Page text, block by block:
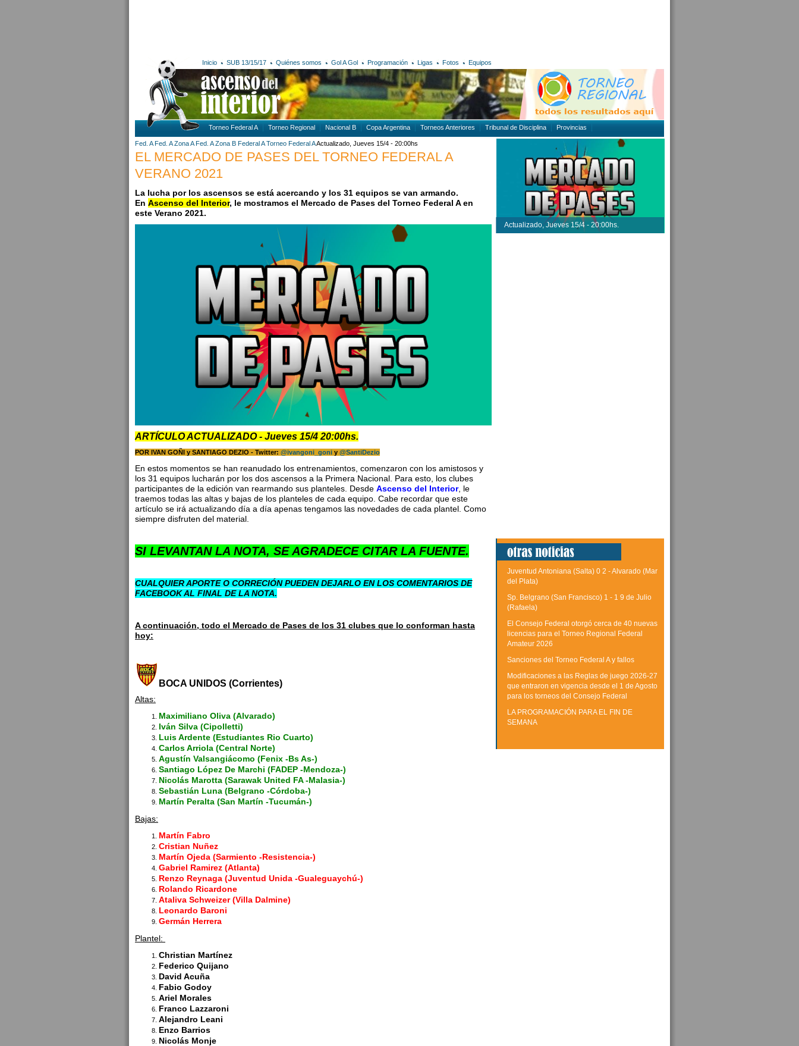
Inicio SUB 13/15/17 Quiénes somos Gol A Gol Programación Ligas Fotos Equipos
Torneo Federal A Torneo Regional Nacional B Copa Argentina Torneos Anteriores Tribunal de Disciplina Provincias
Fed. A Fed. A Zona A Fed. A Zona B Federal A Torneo Federal AActualizado, Jueves 15/4 - 20:00hs
EL MERCADO DE PASES DEL TORNEO FEDERAL A
VERANO 2021
La lucha por los ascensos se está acercando y los 31 equipos se van armando.
En Ascenso del Interior, le mostramos el Mercado de Pases del Torneo Federal A en
este Verano 2021.
ARTÍCULO ACTUALIZADO - Jueves 15/4 20:00hs.
POR IVAN GOÑI y SANTIAGO DEZIO - Twitter: @ivangoni_goni y @SantiDezio
En estos momentos se han reanudado los entrenamientos, comenzaron con los amistosos y
los 31 equipos lucharán por los dos ascensos a la Primera Nacional. Para esto, los clubes
participantes de la edición van rearmando sus planteles. Desde Ascenso del Interior, le
traemos todas las altas y bajas de los planteles de cada equipo. Cabe recordar que este
artículo se irá actualizando día a día apenas tengamos las novedades de cada plantel. Como
siempre disfruten del material.
SI LEVANTAN LA NOTA, SE AGRADECE CITAR LA FUENTE.
CUALQUIER APORTE O CORRECIÓN PUEDEN DEJARLO EN LOS COMENTARIOS DE
FACEBOOK AL FINAL DE LA NOTA.
A continuación, todo el Mercado de Pases de los 31 clubes que lo conforman hasta
hoy:
BOCA UNIDOS (Corrientes)
Altas:
Maximiliano Oliva (Alvarado)
Iván Silva (Cipolletti)
Luis Ardente (Estudiantes Rio Cuarto)
Carlos Arriola (Central Norte)
Agustín Valsangiácomo (Fenix -Bs As-)
Santiago López De Marchi (FADEP -Mendoza-)
Nicolás Marotta (Sarawak United FA -Malasia-)
Sebastián Luna (Belgrano -Córdoba-)
Martín Peralta (San Martín -Tucumán-)
Bajas:
Martín Fabro
Cristian Nuñez
Martín Ojeda (Sarmiento -Resistencia-)
Gabriel Ramirez (Atlanta)
Renzo Reynaga (Juventud Unida -Gualeguaychú-)
Rolando Ricardone
Ataliva Schweizer (Villa Dalmine)
Leonardo Baroni
Germán Herrera
Plantel:
Christian Martínez
Federico Quijano
David Acuña
Fabio Godoy
Ariel Morales
Franco Lazzaroni
Alejandro Leani
Enzo Barrios
Nicolás Monje
Actualizado, Jueves 15/4 - 20:00hs.
Juventud Antoniana (Salta) 0 2 - Alvarado (Mar
del Plata)
Sp. Belgrano (San Francisco) 1 - 1 9 de Julio
(Rafaela)
El Consejo Federal otorgó cerca de 40 nuevas
licencias para el Torneo Regional Federal
Amateur 2026
Sanciones del Torneo Federal A y fallos
Modificaciones a las Reglas de juego 2026-27
que entraron en vigencia desde el 1 de Agosto
para los torneos del Consejo Federal
LA PROGRAMACIÓN PARA EL FIN DE
SEMANA